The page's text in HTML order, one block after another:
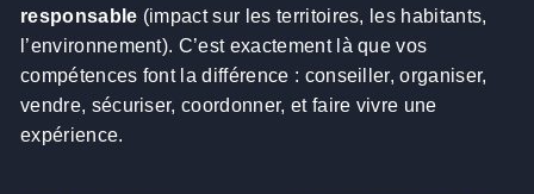
responsable (impact sur les territoires, les habitants,
l’environnement). C’est exactement là que vos
compétences font la différence : conseiller, organiser,
vendre, sécuriser, coordonner, et faire vivre une
expérience.